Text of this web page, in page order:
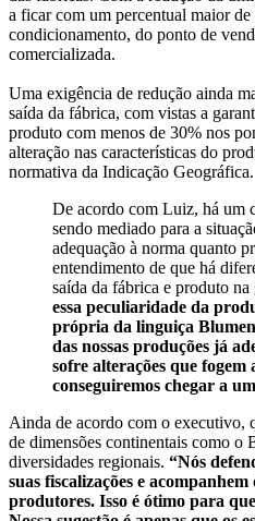
a ficar com um percentual maior
condicionamento, do ponto de
comercializada.
Uma exigência de redução ainda
saída da fábrica, com vistas a
produto com menos de 30% nos
alteração nas características do
normativa da Indicação Geográfica.
De acordo com Luiz, há um
sendo mediado para a
adequação à norma quanto
entendimento de que há
saída da fábrica e produto na
essa peculiaridade da
própria da linguiça
das nossas produções já
sofre alterações que fogem
conseguiremos chegar a
Ainda de acordo com o executivo,
de dimensões continentais como o
diversidades regionais. “Nós
suas fiscalizações e
produtores. Isso é ótimo para